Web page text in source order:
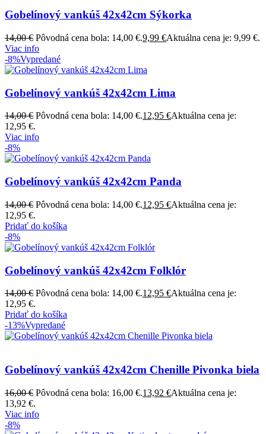
Gobelínový vankúš 42x42cm Sýkorka
14,00€ Pôvodná cena bola: 14,00 €.9,99 €Aktuálna cena je: 9,99 €.
Viac info
-8%Vypredané
Gobelínový vankúš 42x42cm Lima
14,00€ Pôvodná cena bola: 14,00 €.12,95 €Aktuálna cena je:
12,95 €.
Viac info
-8%
Gobelínový vankúš 42x42cm Panda
14,00€ Pôvodná cena bola: 14,00 €.12,95 €Aktuálna cena je:
12,95 €.
Pridať do košíka
-8%
Gobelínový vankúš 42x42cm Folklór
14,00€ Pôvodná cena bola: 14,00 €.12,95 €Aktuálna cena je:
12,95 €.
Pridať do košíka
-13%Vypredané
Gobelínový vankúš 42x42cm Chenille Pivonka biela
16,00€ Pôvodná cena bola: 16,00 €.13,92 €Aktuálna cena je:
13,92 €.
Viac info
-8%